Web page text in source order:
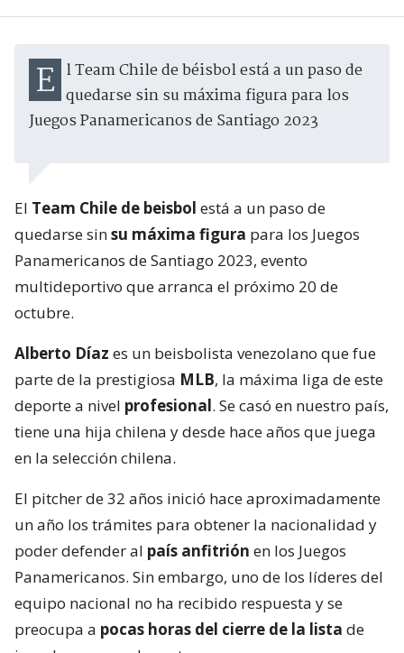
El Team Chile de béisbol está a un paso de quedarse sin su máxima figura para los
Juegos Panamericanos de Santiago 2023
El Team Chile de beisbol está a un paso de
quedarse sinsu máxima figura para los Juegos
Panamericanos de Santiago 2023, evento
multideportivo que arranca el próximo 20 de
octubre.
Alberto Díaz es un beisbolista venezolano que fue
parte de la prestigiosa MLB, la máxima liga de este
deporte a nivel profesional. Se casó en nuestro país,
tiene una hija chilena y desde hace años que juega
en la selección chilena.
El pitcher de 32 años inició hace aproximadamente
un año los trámites para obtener la nacionalidad y
poder defender al país anfitrión en los Juegos
Panamericanos. Sin embargo, uno de los líderes del
equipo nacional no ha recibido respuesta y se
preocupa a pocas horas del cierre de la lista de